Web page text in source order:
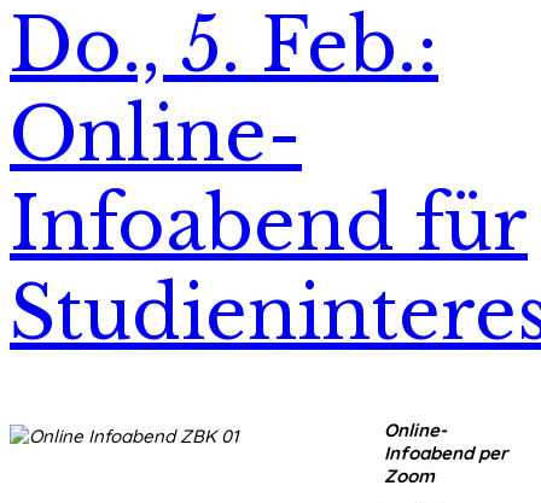
Do., 5. Feb.:
Online-
Infoabend für
Online-
Infoabend per
Zoom